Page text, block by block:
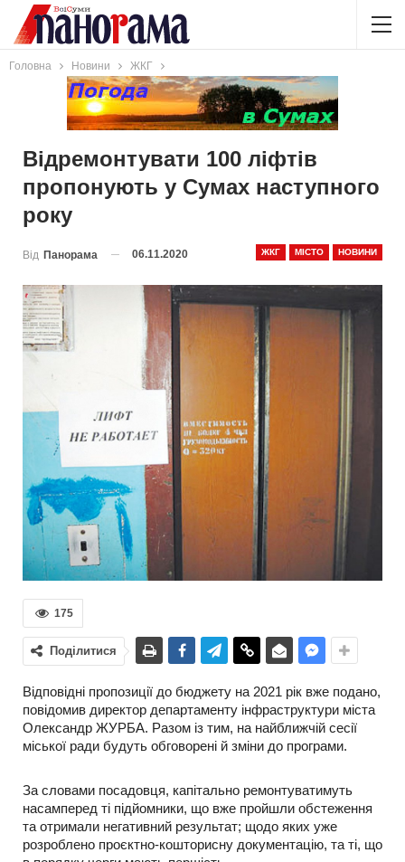
Головна Новини ЖКГ
Відремонтувати 100 ліфтів
пропонують у Сумах наступного
року
ЖКГ МІСТО НОВИНИ
Від Панорама 06.11.2020
175
Поділитися
Відповідні пропозиції до бюджету на 2021 рік вже подано,
повідомив директор департаменту інфраструктури міста
Олександр ЖУРБА. Разом із тим, на найближчій сесії
міської ради будуть обговорені й зміни до програми.
За словами посадовця, капітально ремонтуватимуть
насамперед ті підйомники, що вже пройшли обстеження
та отримали негативний результат; щодо яких уже
розроблено проєктно-кошторисну документацію, та ті, що